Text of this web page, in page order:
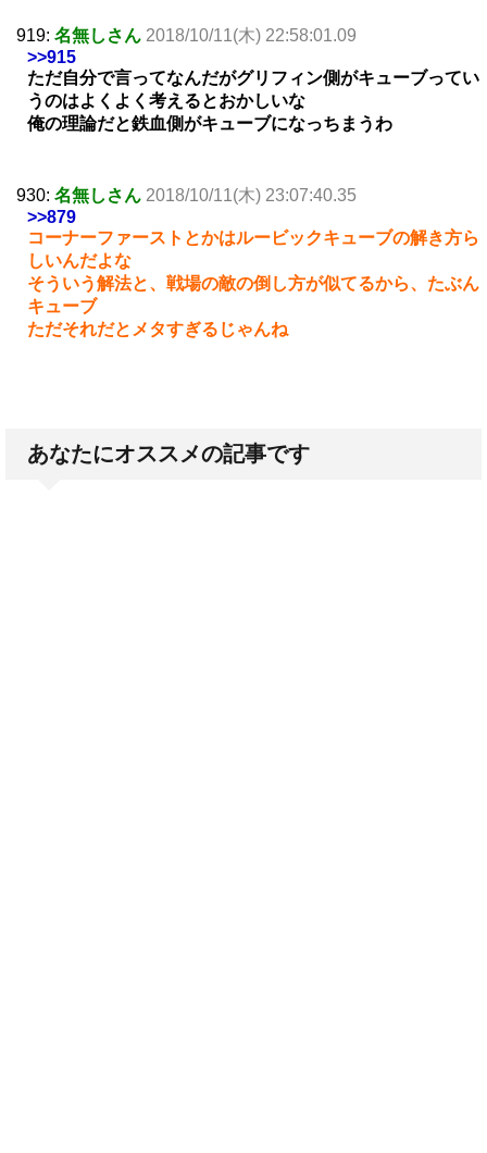
919: 名無しさん 2018/10/11(木) 22:58:01.09
>>915
ただ自分で言ってなんだがグリフィン側がキューブってい
うのはよくよく考えるとおかしいな
俺の理論だと鉄血側がキューブになっちまうわ
930: 名無しさん 2018/10/11(木) 23:07:40.35
>>879
コーナーファーストとかはルービックキューブの解き方ら
しいんだよな
そういう解法と、戦場の敵の倒し方が似てるから、たぶん
キューブ
ただそれだとメタすぎるじゃんね
あなたにオススメの記事です